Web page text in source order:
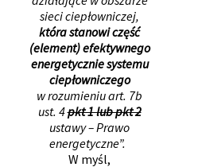
sieci ciepłowniczej,
która stanowi część
(element) efektywnego
energetycznie systemu
ciepłowniczego
w rozumieniu art. 7b
ust. 4pkt 1 lub pkt 2
ustawy – Prawo
energetyczne”.
W myśl,